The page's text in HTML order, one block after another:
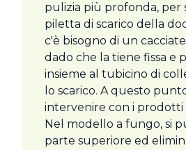
pulizia più profonda, per
piletta di scarico della
c'è bisogno di un
dado che la tiene fissa e
insieme al tubicino di
lo scarico. A questo
intervenire con i prodotti
Nel modello a fungo, si
parte superiore ed